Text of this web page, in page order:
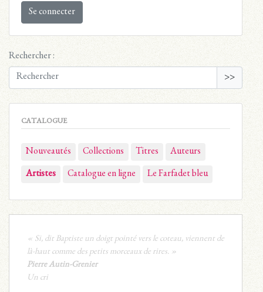
Se connecter
Rechercher :
>>
CATALOGUE
Nouveautés Collections Titres Auteurs
Artistes Catalogue en ligne Le Farfadet bleu
« Si, dit Baptiste un doigt pointé vers le coteau, viennent de
là-haut comme des petits morceaux de rires. »
Pierre Autin-Grenier
Un cri